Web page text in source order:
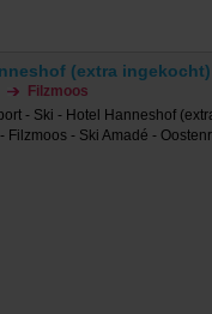
(extra ingekocht)
Filzmoos